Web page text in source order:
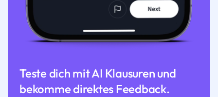
Teste dich mit AI Klausuren und
bekomme direktes Feedback.